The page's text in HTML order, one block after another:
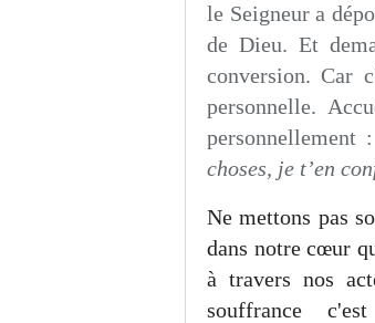
le Seigneur a
de Dieu. Et
conversion. Car
personnelle.
personnellement :
choses, je t’en
Ne mettons pas
dans notre cœur
à travers nos
souffrance